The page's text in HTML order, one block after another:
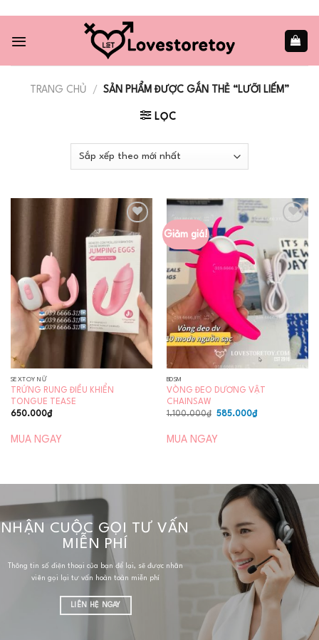
content
TRANG CHỦ / SẢN PHẨM ĐƯỢC GẮN THẺ “LƯỠI LIẾM”
LỌC
wishlist
SEXTOY NỮ
TRỨNG RUNG ĐIỀU KHIỂN
TONGUE TEASE
650.000₫
MUA NGAY
Giảm giá!
Add to
wishlist
BDSM
VÒNG ĐEO DƯƠNG VẬT
CHAINSAW
1.100.000₫
Giá
1.100.000₫.
585.000₫Giá
MUA NGAY
NHẬN CUỘC GỌI TƯ VẤN
MIỄN PHÍ
Thông tin số điện thoại của bạn để lại, sẽ được nhân
viên gọi lại tư vấn hoàn toàn miễn phí
LIÊN HỆ NGAY